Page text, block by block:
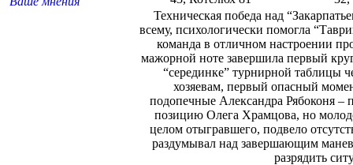
Техническая победа над
всему, психологически помогла
команда в отличном настроении
мажорной ноте завершила первый
“серединке” турнирной таблицы
хозяевам, первый опасный
подопечные Александра Рябоконя
позицию Олега Храмцова, но
целом отыгравшего, подвело
раздумывал над завершающим
разрядить